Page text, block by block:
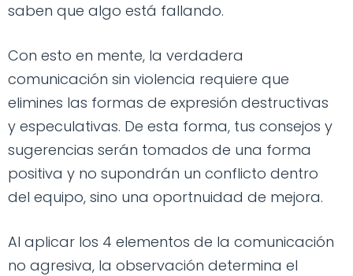
saben que algo está fallando.
Con esto en mente, la verdadera
comunicación sin violencia requiere que
elimines las formas de expresión destructivas
y especulativas. De esta forma, tus consejos y
sugerencias serán tomados de una forma
positiva y no supondrán un conflicto dentro
del equipo, sino una oportnuidad de mejora.
Al aplicar los 4 elementos de la comunicación
no agresiva, la observación determina el